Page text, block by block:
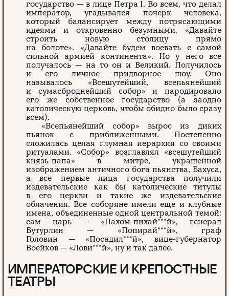
государство — в лице Петра I. Во всем, что делал
император, угадывался почерк человека,
который балансирует между потрясающими
идеями и откровенно безумными. «Давайте
строить новую столицу прямо
на болоте». «Давайте будем воевать с самой
сильной армией континента». Но у него все
получалось — на то он и Великий. Получилось
и его личное придворное шоу. Оно
называлось «Всешутейший, всепьянейший
и сумасброднейший собор» и пародировало
его же собственное государство (а заодно
католическую церковь, чтобы обидно было сразу
всем).
«Всепьянейший собор» вырос из диких
пьянок с приближенными. Постепенно
сложилась целая глумная иерархия со своими
ритуалами. «Собор» возглавлял «всешутейший
князь-папа» в митре, украшенной
изображением античного бога пьянства, Бахуса,
а все первые лица государства получили
издевательские как бы католические титулы
в его церкви и такие же издевательские
облачения. Все соборяне имели еще и клубные
имена, объединенные одной центральной темой:
сам царь — «Пахом-пихай***й», генерал
Бутурлин — «Попирай***й», граф
Головин — «Посадил***й», вице-губернатор
Воейков — «Лови***й», ну и так далее.
ИМПЕРАТОРСКИЕ И КРЕПОСТНЫЕ
ТЕАТРЫ